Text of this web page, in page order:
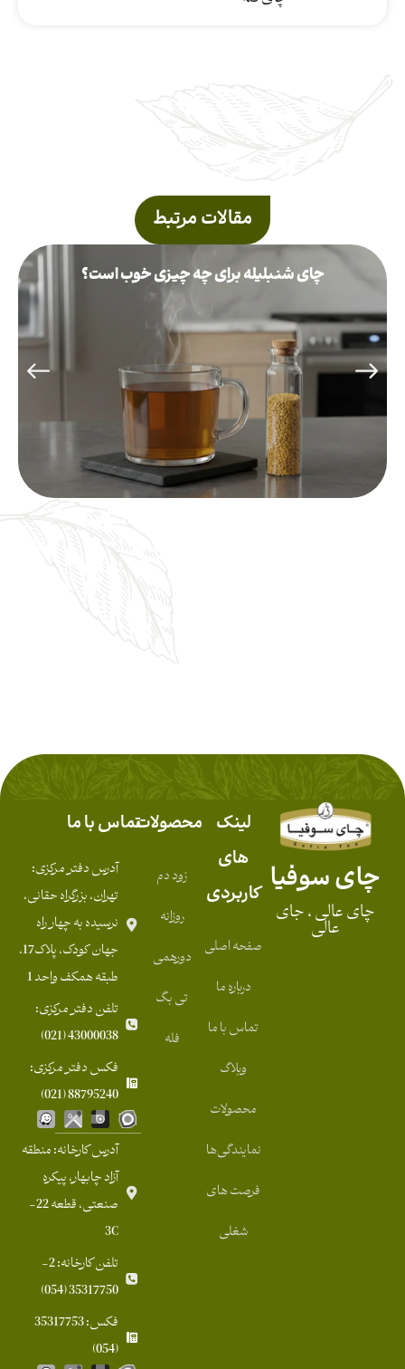
مقالات مرتبط
چای شنبلیله برای چه چیزی خوب است؟
لینک
های
کاربردی
صفحه اصلی
درباره ما
تماس با ما
وبلاگ
محصولات
نمایندگی‌ها
فرصت های
شغلی
محصولات
زود دم
روزانه
دورهمی
تی بگ
فله
چای سوفیا
چای عالی ، جای
عالی
تماس با ما
آدرس دفتر مرکزی:
تهران، بزرگراه حقانی،
نرسیده به چهار راه
جهان کودک، پلاک17،
طبقه همکف واحد 1
تلفن دفتر مرکزی:
43000038 (021)
فکس دفتر مرکزی:
88795240 (021)
آدرس کارخانه: منطقه
آزاد چابهار، پیکره
صنعتی، قطعه 22-
3C
تلفن کارخانه: 2-
35317750 (054)
فکس: 35317753
(054)